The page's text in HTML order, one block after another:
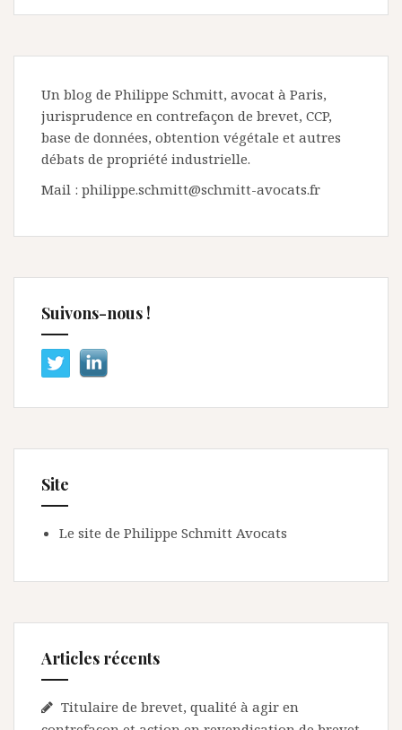
Un blog de Philippe Schmitt, avocat à Paris,
jurisprudence en contrefaçon de brevet, CCP,
base de données, obtention végétale et autres
débats de propriété industrielle.
Mail : philippe.schmitt@schmitt-avocats.fr
Suivons-nous !
Site
Le site de Philippe Schmitt Avocats
Articles récents
Titulaire de brevet, qualité à agir en